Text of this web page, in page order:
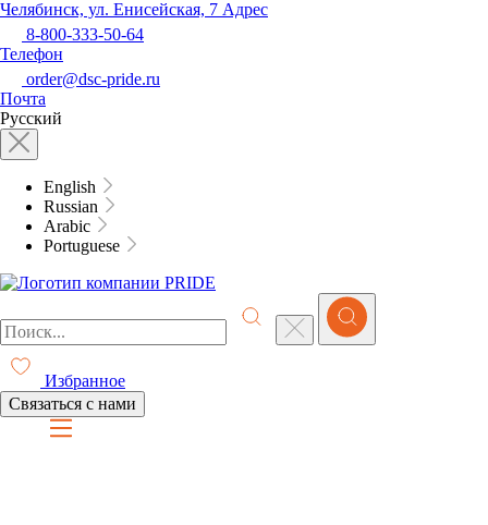
Челябинск, ул. Енисейская, 7 Адрес
8-800-333-50-64
Телефон
order@dsc-pride.ru
Почта
Русский
English
Russian
Arabic
Portuguese
Избранное
Связаться с нами